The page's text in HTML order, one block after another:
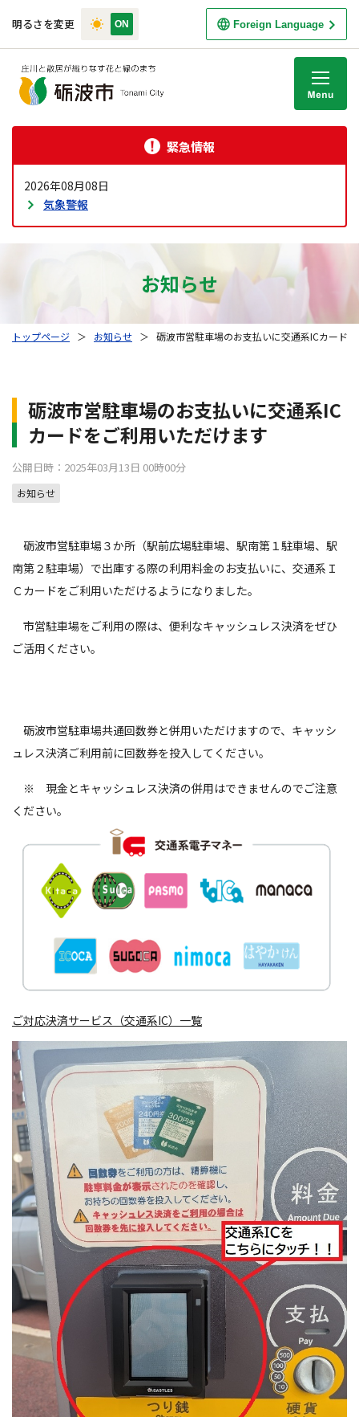
明るさを変更 Foreign Language
緊急情報
2026年08月08日
気象警報
お知らせ
トップページ ＞ お知らせ ＞ 砺波市営駐車場のお支払いに交通系ICカード
砺波市営駐車場のお支払いに交通系IC
カードをご利用いただけます
公開日時：2025年03月13日 00時00分
お知らせ
砺波市営駐車場３か所（駅前広場駐車場、駅南第１駐車場、駅
南第２駐車場）で出庫する際の利用料金のお支払いに、交通系Ｉ
Ｃカードをご利用いただけるようになりました。
市営駐車場をご利用の際は、便利なキャッシュレス決済をぜひ
ご活用ください。
砺波市営駐車場共通回数券と併用いただけますので、キャッシ
ュレス決済ご利用前に回数券を投入してください。
※ 現金とキャッシュレス決済の併用はできませんのでご注意
ください。
ご対応決済サービス（交通系IC）一覧